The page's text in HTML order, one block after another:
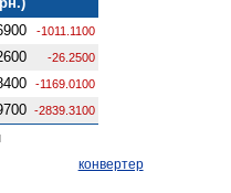
-1011.1100
-26.2500
-1169.0100
-2839.3100
конвертер